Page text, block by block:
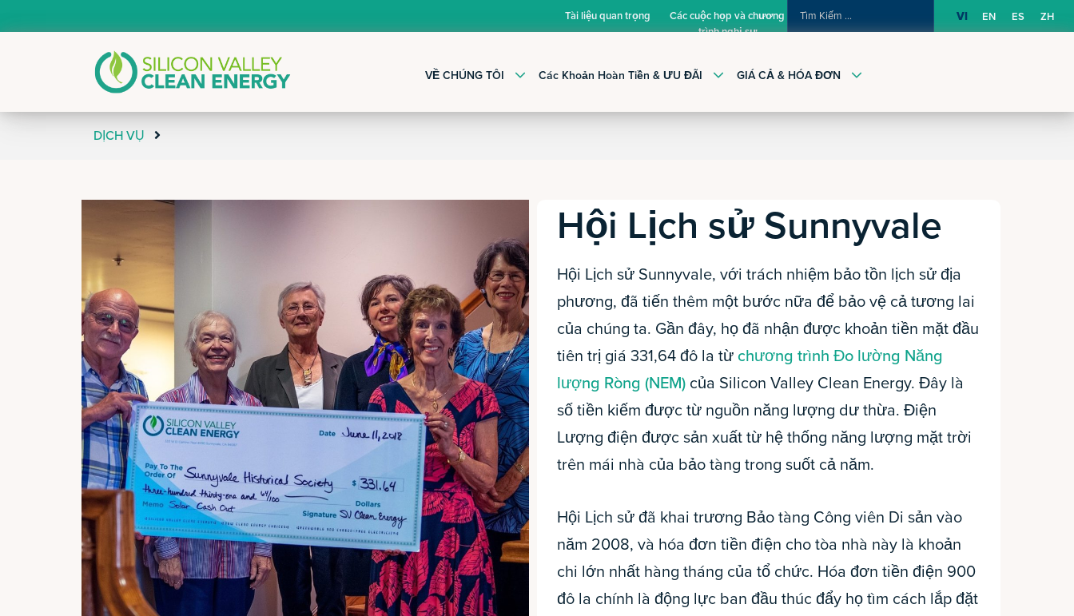
KIẾM:
Các cuộc họp và chương
trình nghị sự
Tài liệu quan trọng VI EN ES ZH
VỀ CHÚNG TÔI Các Khoản Hoàn Tiền & ƯU ĐÃI GIÁ CẢ & HÓA ĐƠN
DỊCH VỤ
Hội Lịch sử Sunnyvale
Hội Lịch sử Sunnyvale, với trách nhiệm bảo tồn lịch sử địa
phương, đã tiến thêm một bước nữa để bảo vệ cả tương lai
của chúng ta. Gần đây, họ đã nhận được khoản tiền mặt đầu
tiên trị giá 331,64 đô la từ chương trình Đo lường Năng
lượng Ròng (NEM) của Silicon Valley Clean Energy. Đây là
số tiền kiếm được từ nguồn năng lượng dư thừa. Điện
Lượng điện được sản xuất từ ​​hệ thống năng lượng mặt trời
trên mái nhà của bảo tàng trong suốt cả năm.
Hội Lịch sử đã khai trương Bảo tàng Công viên Di sản vào
năm 2008, và hóa đơn tiền điện cho tòa nhà này là khoản
chi lớn nhất hàng tháng của tổ chức. Hóa đơn tiền điện 900
đô la chính là động lực ban đầu thúc đẩy họ tìm cách lắp đặt